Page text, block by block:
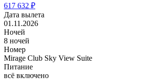
617 632 ₽
Дата вылета
01.11.2026
Ночей
8 ночей
Номер
Mirage Club Sky View Suite
Питание
всё включено